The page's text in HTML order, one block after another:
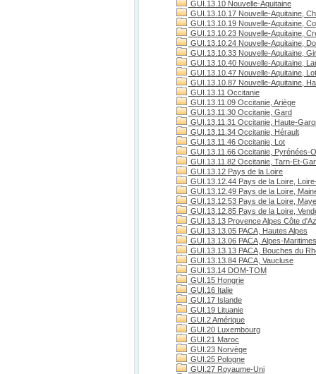
GUI.13.10 Nouvelle-Aquitaine
GUI.13.10.17 Nouvelle-Aquitaine,
GUI.13.10.19 Nouvelle-Aquitaine,
GUI.13.10.23 Nouvelle-Aquitaine,
GUI.13.10.24 Nouvelle-Aquitaine,
GUI.13.10.33 Nouvelle-Aquitaine,
GUI.13.10.40 Nouvelle-Aquitaine,
GUI.13.10.47 Nouvelle-Aquitaine,
GUI.13.10.87 Nouvelle-Aquitaine,
GUI.13.11 Occitanie
GUI.13.11.09 Occitanie, Ariège
GUI.13.11.30 Occitanie, Gard
GUI.13.11.31 Occitanie, Haute-
GUI.13.11.34 Occitanie, Hérault
GUI.13.11.46 Occitanie, Lot
GUI.13.11.66 Occitanie, Pyrénées-
GUI.13.11.82 Occitanie, Tarn-Et-
GUI.13.12 Pays de la Loire
GUI.13.12.44 Pays de la Loire,
GUI.13.12.49 Pays de la Loire,
GUI.13.12.53 Pays de la Loire,
GUI.13.12.85 Pays de la Loire,
GUI.13.13 Provence Alpes Côte
GUI.13.13.05 PACA, Hautes Alpes
GUI.13.13.06 PACA, Alpes-Maritimes
GUI.13.13.13 PACA, Bouches du
GUI.13.13.84 PACA, Vaucluse
GUI.13.14 DOM-TOM
GUI.15 Hongrie
GUI.16 Italie
GUI.17 Islande
GUI.19 Lituanie
GUI.2 Amérique
GUI.20 Luxembourg
GUI.21 Maroc
GUI.23 Norvège
GUI.25 Pologne
GUI.27 Royaume-Uni